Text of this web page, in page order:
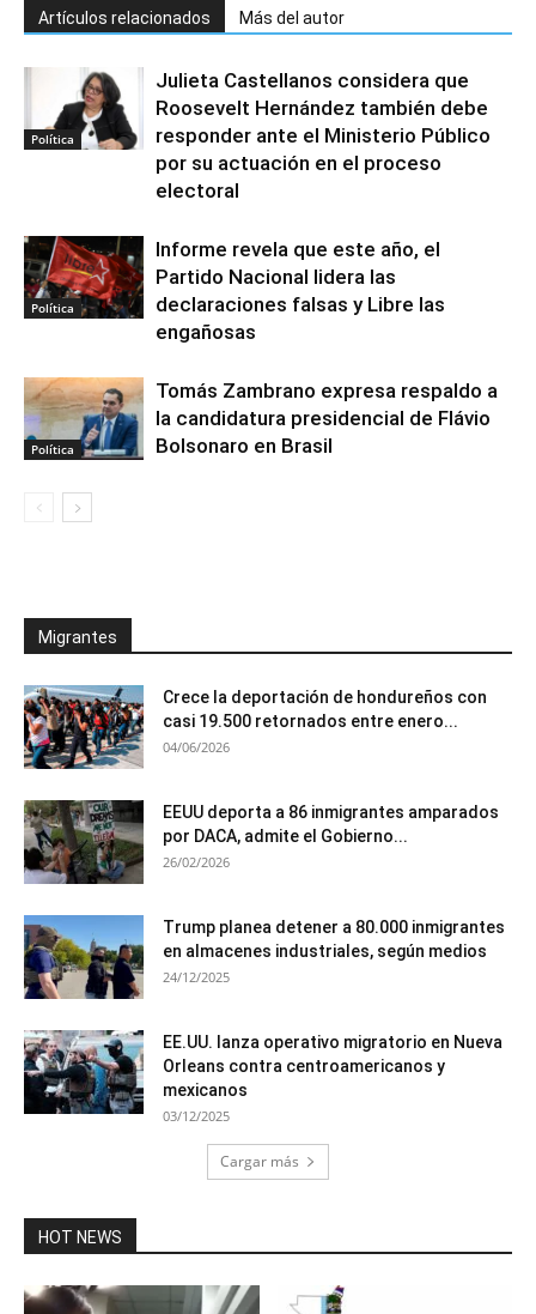
Artículos relacionados Más del autor
Política
Julieta Castellanos considera que
Roosevelt Hernández también debe
responder ante el Ministerio Público
por su actuación en el proceso
electoral
Política
Informe revela que este año, el
Partido Nacional lidera las
declaraciones falsas y Libre las
engañosas
Política
Tomás Zambrano expresa respaldo a
la candidatura presidencial de Flávio
Bolsonaro en Brasil
Migrantes
Crece la deportación de hondureños con
casi 19.500 retornados entre enero...
04/06/2026
EEUU deporta a 86 inmigrantes amparados
por DACA, admite el Gobierno...
26/02/2026
Trump planea detener a 80.000 inmigrantes
en almacenes industriales, según medios
24/12/2025
EE.UU. lanza operativo migratorio en Nueva
Orleans contra centroamericanos y
mexicanos
03/12/2025
Cargar más
HOT NEWS